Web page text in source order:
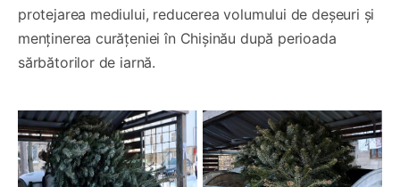
protejarea mediului, reducerea volumului de deșeuri și
menținerea curățeniei în Chișinău după perioada
sărbătorilor de iarnă.